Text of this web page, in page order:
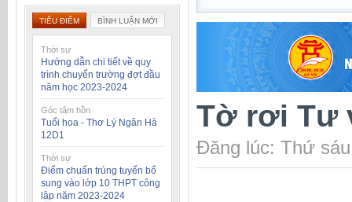
TIÊU ĐIỂM BÌNH LUẬN MỚI
Thời sự
Hướng dẫn chi tiết về quy
trình chuyển trường đợt đầu
năm học 2023-2024
Góc tâm hồn
Tuổi hoa - Thơ Lý Ngân Hà
12D1
Thời sự
Điểm chuẩn trúng tuyển bổ
sung vào lớp 10 THPT công
lập năm 2023-2024
Tờ rơi Tư
Đăng lúc: Thứ